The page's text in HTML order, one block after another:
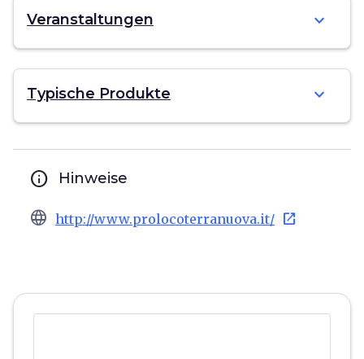
Veranstaltungen expand_more
Typische Produkte expand_more
info Hinweise
language http://www.prolocoterranuova.it/ open_in_new